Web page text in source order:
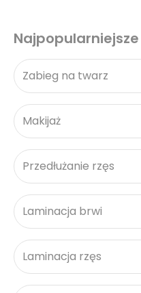
Najpopularniejsze
Zabieg na twarz
Makijaż
Przedłużanie rzęs
Laminacja brwi
Laminacja rzęs